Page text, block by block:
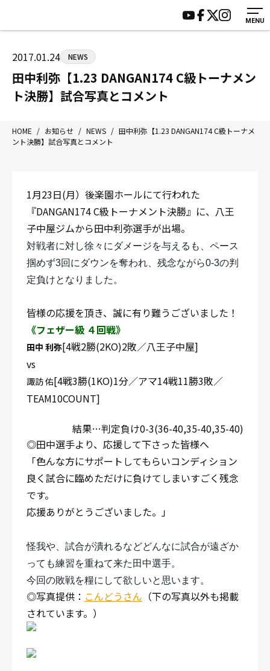
MENU
〒192-0072 東京都八王子市南町3-8 第2原嶋ビル1F
Tel/Fax：042-622-7222
営業時間：月〜土 14:00〜22:00 / 日・祝 14:00〜19:00
HOME
ジムについて
トレーニング
アマ・スパー各大会・キッズ
入会案内
見学・1日体験
施設紹介
会員様の声
よくあるご質問
サポーター募集
2017.01.24 NEWS
田中利弥【1.23 DANGAN174 C級トーナメン
ト決勝】試合写真とコメント
HOME / お知らせ / NEWS / 田中利弥【1.23 DANGAN174 C級トーナメ
ント決勝】試合写真とコメント
1月23日(月）後楽園ホールにて行われた
『DANGAN174 C級トーナメント決勝』に、八王
子中屋ジムから田中利弥選手が出場。
対戦者に対し徐々にダメージを与えるも、ペース
掴めず3回にダウンを奪われ、残念ながら0-3の判
定負けとなりました。
皆様の応援を頂き、誠に有り難うございました！
《フェザー級 ４回戦》
田中 利弥[4戦2勝(2KO)2敗／八王子中屋]
vs
諏訪 佑[4戦3勝(1KO)1分／アマ14戦11勝3敗／
TEAM10COUNT]
結果…判定負け0-3(36-40,35-40,35-40)
◎田中選手より、応援して下さった皆様へ
「色んな方にサポートしてもらいコンディション
良く試合に臨めただけに負けてしまいすごく残念
です。
応援ありがとうございました。」
怪我や、試合が潰れるなどどんなに試合が遠ざか
っても練習を重ねて来た田中選手。
今回の敗戦を糧にして欲しいと思います。
◎写真提供： こんどうさん （下の写真以外も掲載
されています。）